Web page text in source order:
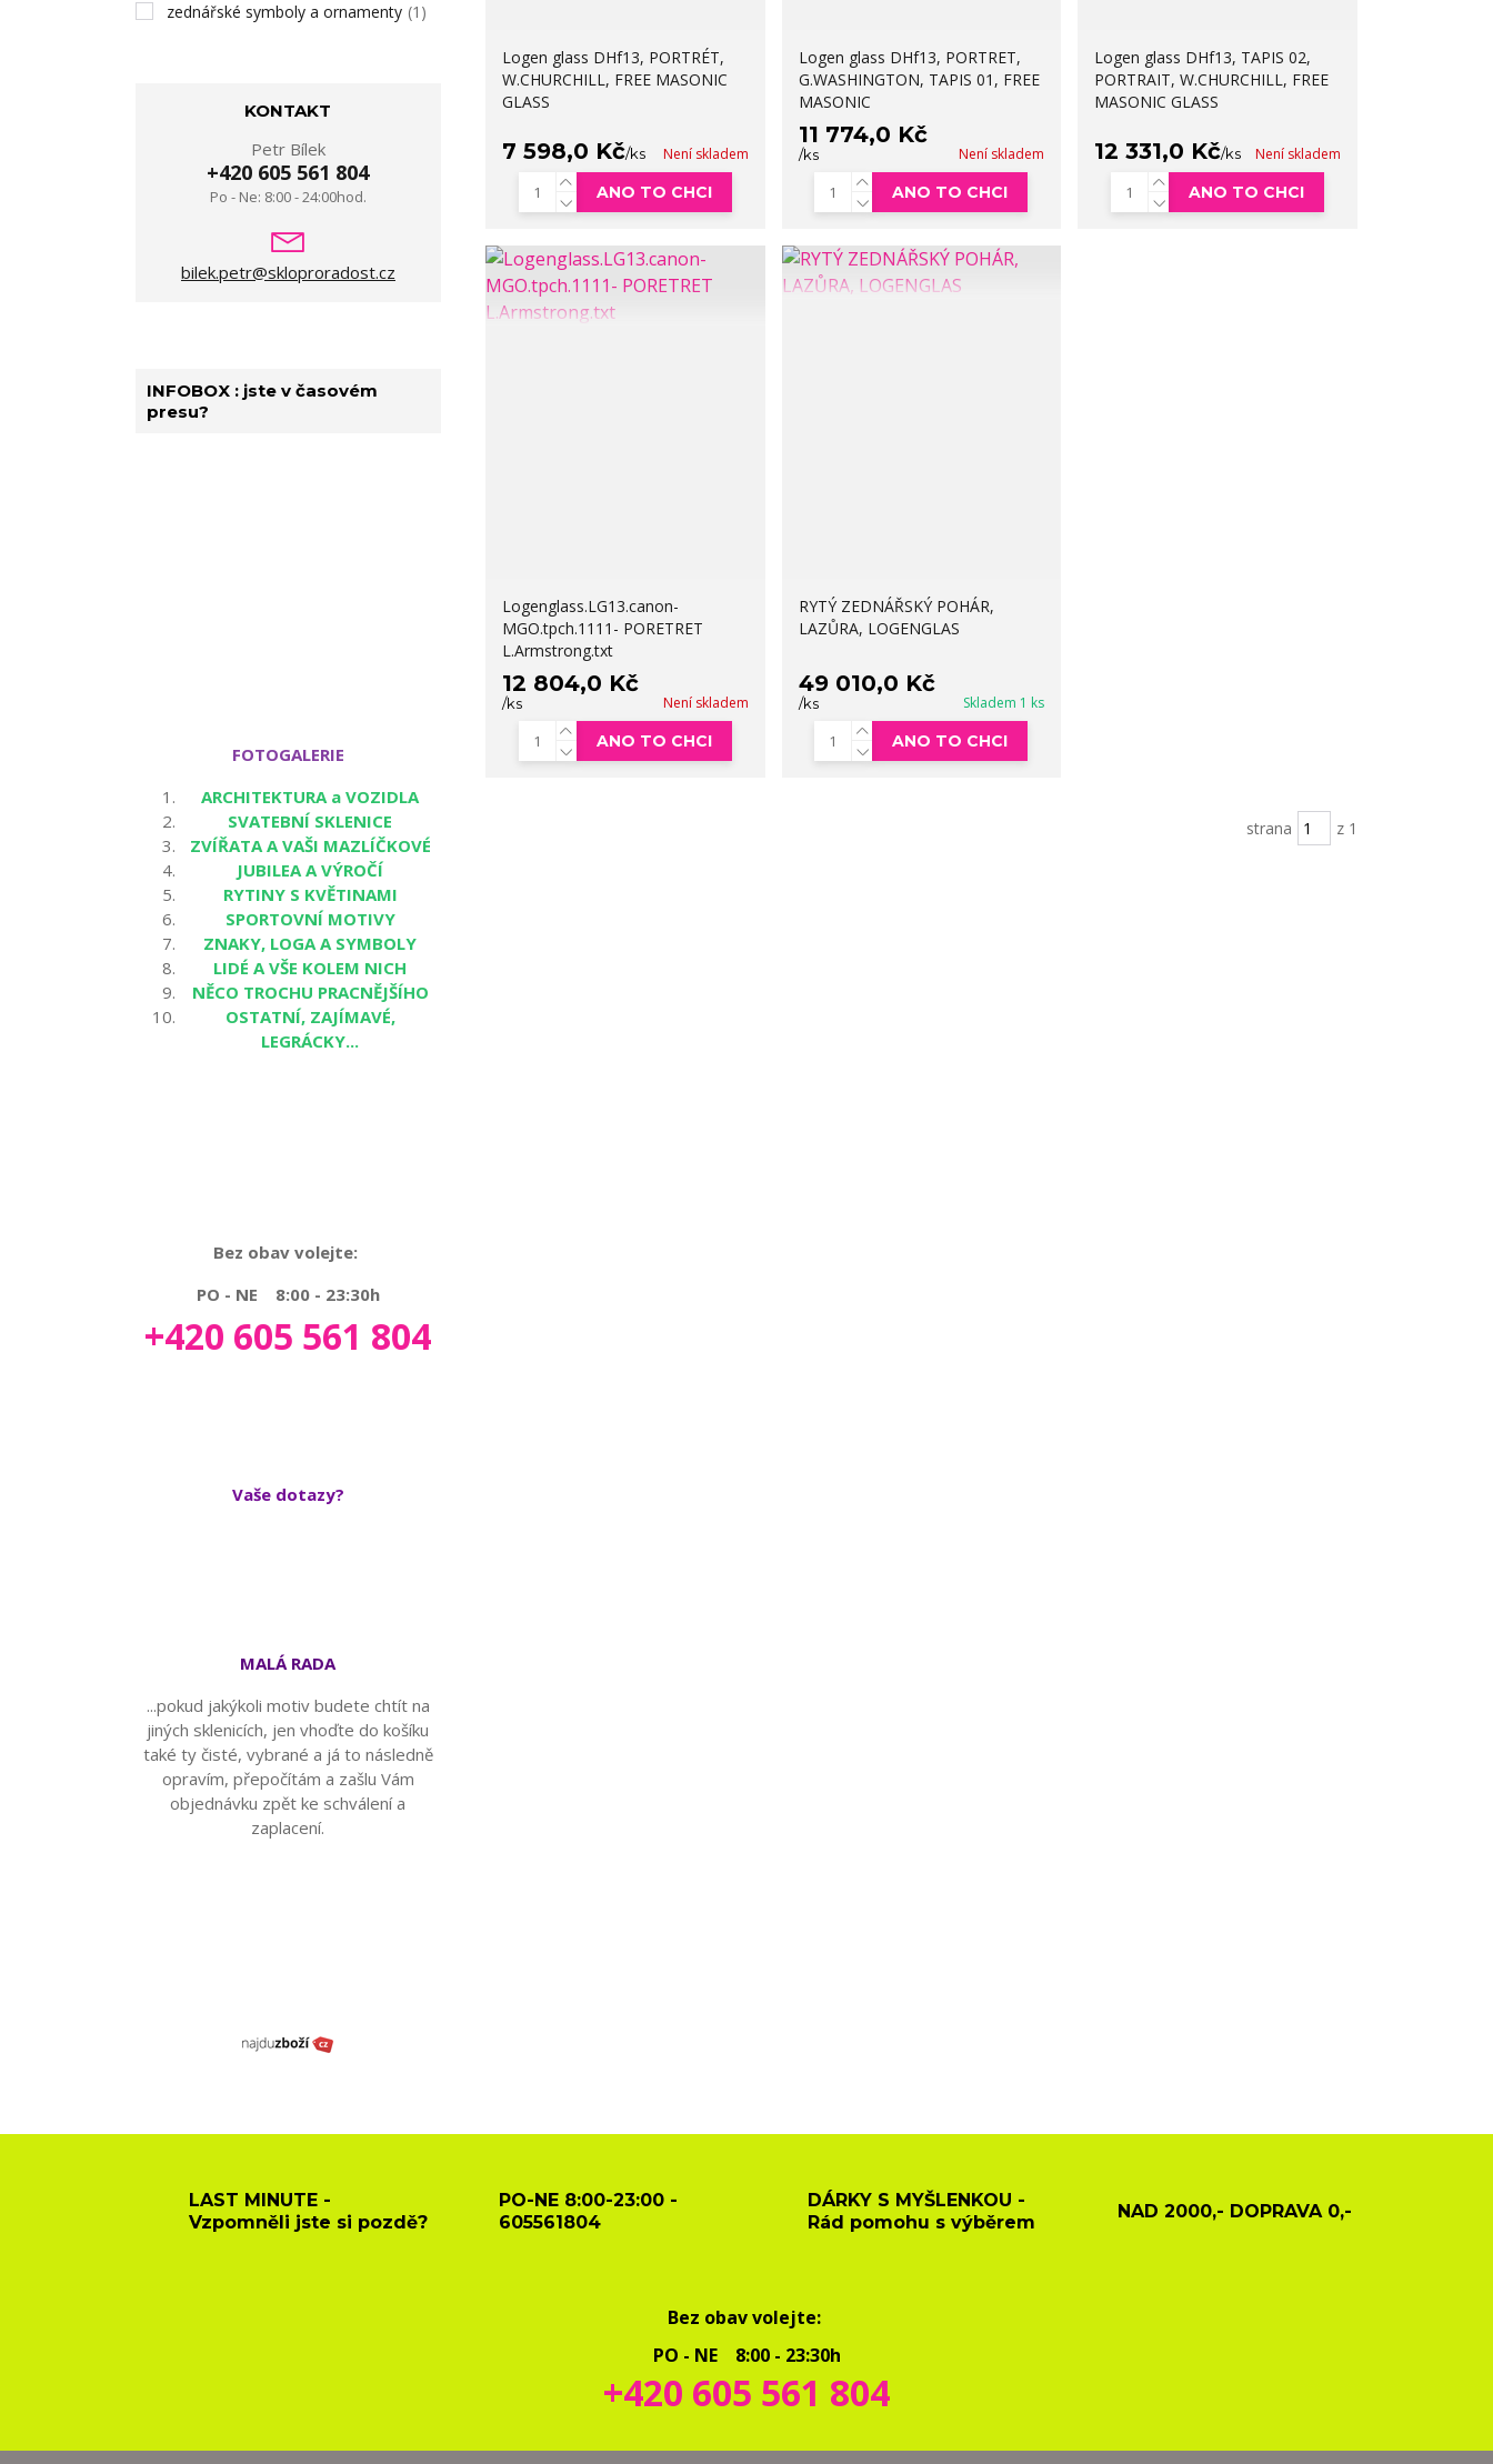
Logen glass DHf13, PORTRÉT,
W.CHURCHILL, FREE MASONIC
GLASS
7 598,0 Kč/ks Není skladem
ANO TO CHCI
Logen glass DHf13, PORTRET,
G.WASHINGTON, TAPIS 01, FREE
MASONIC
11 774,0 Kč
/ks Není skladem
ANO TO CHCI
Logen glass DHf13, TAPIS 02,
PORTRAIT, W.CHURCHILL, FREE
MASONIC GLASS
12 331,0 Kč/ks Není skladem
ANO TO CHCI
Logenglass.LG13.canon-
MGO.tpch.1111- PORETRET
L.Armstrong.txt
12 804,0 Kč
/ks Není skladem
ANO TO CHCI
RYTÝ ZEDNÁŘSKÝ POHÁR,
LAZŮRA, LOGENGLAS
49 010,0 Kč
/ks Skladem 1 ks
ANO TO CHCI
strana z 1
zednářské symboly a ornamenty (1)
KONTAKT
Petr Bílek
+420 605 561 804
Po - Ne: 8:00 - 24:00hod.
bilek.petr@skloproradost.cz
INFOBOX : jste v časovém
presu?
FOTOGALERIE
ARCHITEKTURA a VOZIDLA
SVATEBNÍ SKLENICE
ZVÍŘATA A VAŠI MAZLÍČKOVÉ
JUBILEA A VÝROČÍ
RYTINY S KVĚTINAMI
SPORTOVNÍ MOTIVY
ZNAKY, LOGA A SYMBOLY
LIDÉ A VŠE KOLEM NICH
NĚCO TROCHU PRACNĚJŠÍHO
OSTATNÍ, ZAJÍMAVÉ,
LEGRÁCKY...
Bez obav volejte:
PO - NE 8:00 - 23:30h
+420 605 561 804
Vaše dotazy?
MALÁ RADA
...pokud jakýkoli motiv budete chtít na
jiných sklenicích, jen vhoďte do košíku
také ty čisté, vybrané a já to následně
opravím, přepočítám a zašlu Vám
objednávku zpět ke schválení a
zaplacení.
LAST MINUTE -
Vzpomněli jste si pozdě?
PO-NE 8:00-23:00 -
605561804
DÁRKY S MYŠLENKOU -
Rád pomohu s výběrem
NAD 2000,- DOPRAVA 0,-
Bez obav volejte:
PO - NE 8:00 - 23:30h
+420 605 561 804